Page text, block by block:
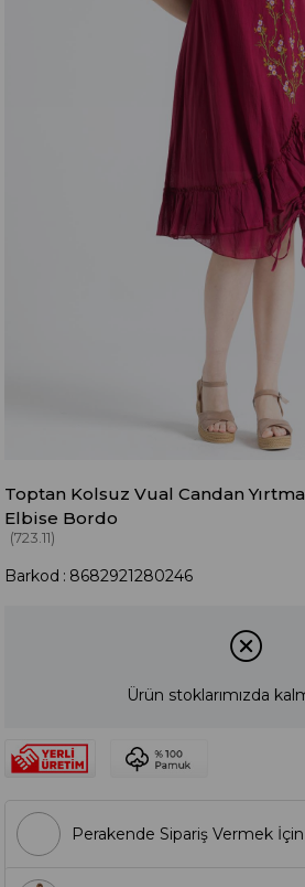
Toptan Kolsuz Vual Candan
Elbise Bordo
(723.11)
Barkod : 8682921280246
Ürün stoklarımızda
Perakende Sipariş Vermek İçin